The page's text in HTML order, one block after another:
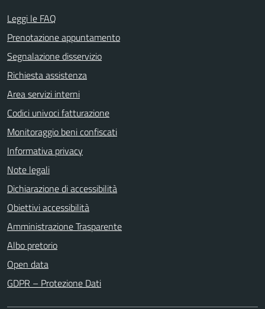
Leggi le FAQ
Prenotazione appuntamento
Segnalazione disservizio
Richiesta assistenza
Area servizi interni
Codici univoci fatturazione
Monitoraggio beni confiscati
Informativa privacy
Note legali
Dichiarazione di accessibilità
Obiettivi accessibilità
Amministrazione Trasparente
Albo pretorio
Open data
GDPR – Protezione Dati